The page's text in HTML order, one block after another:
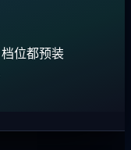
位都预装